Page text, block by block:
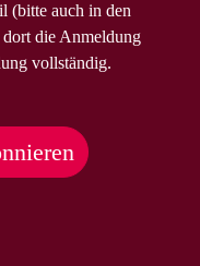
(bitte auch in den
die Anmeldung
vollständig.